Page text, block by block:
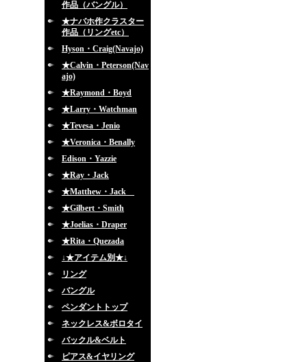
作品（バングル）
★ナバホ作クラスター
作品（リングetc）
Hyson・Craig(Navajo)
★Calvin・Peterson(Nav
ajo)
★Raymond・Boyd
★Larry・Watchman
★Tevesa・Jenio
★Veronica・Benally
Edison・Yazzie
★Ray・Jack
★Matthew・Jack
★Gilbert・Smith
★Joelias・Draper
★Rita・Quezada
↓★アイテム別★↓
リング
バングル
ペンダントトップ
ネックレス&ボロタイ
バックル&ベルト
ピアス&イヤリング